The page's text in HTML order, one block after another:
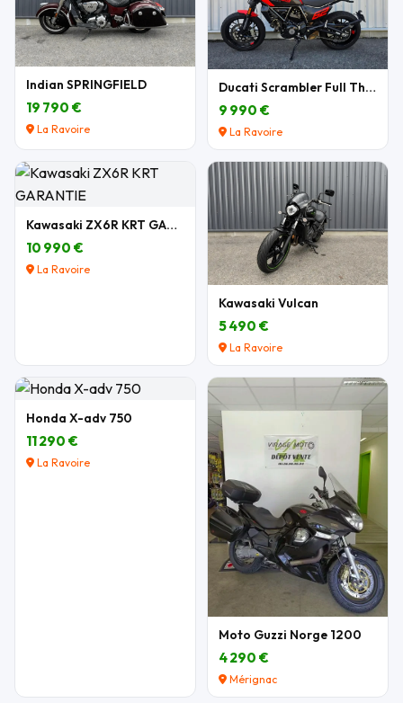
Indian SPRINGFIELD
19 790 €
La Ravoire
Ducati Scrambler Full Throttle 803 cm3
9 990 €
La Ravoire
Kawasaki ZX6R KRT GARANTIE
10 990 €
La Ravoire
Kawasaki Vulcan
5 490 €
La Ravoire
Honda X-adv 750
11 290 €
La Ravoire
Moto Guzzi Norge 1200
4 290 €
Mérignac